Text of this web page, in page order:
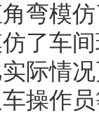
模仿
了车
际情
作员